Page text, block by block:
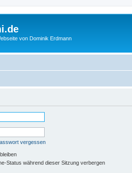
von Dominik Erdmann
vergessen
Status während dieser Sitzung verbergen